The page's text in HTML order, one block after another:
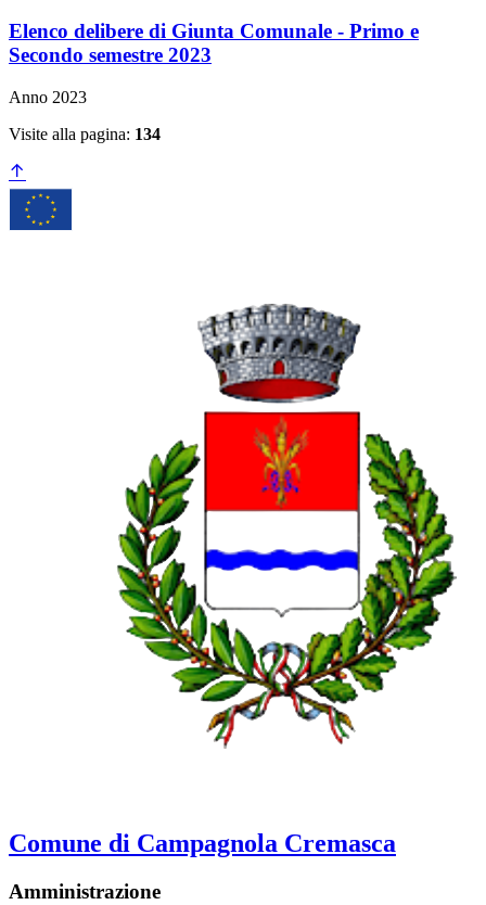
Elenco delibere di Giunta Comunale - Primo e
Secondo semestre 2023
Anno 2023
Visite alla pagina: 134
Comune di Campagnola Cremasca
Amministrazione